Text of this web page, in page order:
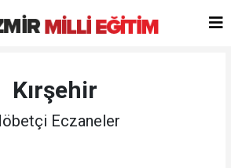
Kırşehir
Eczaneler